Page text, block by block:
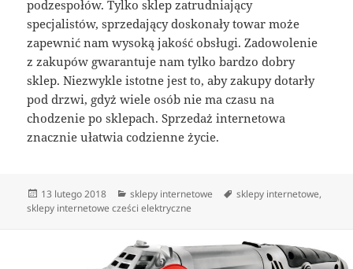
podzespołów. Tylko sklep zatrudniający
specjalistów, sprzedający doskonały towar może
zapewnić nam wysoką jakość obsługi. Zadowolenie
z zakupów gwarantuje nam tylko bardzo dobry
sklep. Niezwykle istotne jest to, aby zakupy dotarły
pod drzwi, gdyż wiele osób nie ma czasu na
chodzenie po sklepach. Sprzedaż internetowa
znacznie ułatwia codzienne życie.
Data
publikacji
13 lutego 2018 Kategorie
sklepy internetowe Tagi
sklepy internetowe,
sklepy internetowe cześci elektryczne